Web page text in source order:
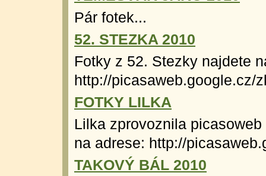
Pár fotek...
52. STEZKA 2010
Fotky z 52. Stezky najdete
http://picasaweb.google.cz/
FOTKY LILKA
Lilka zprovoznila
na adrese: http://
TAKOVÝ BÁL 2010